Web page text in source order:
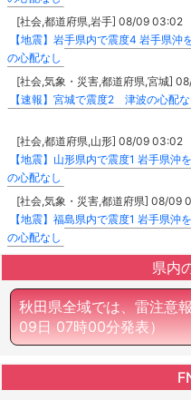
[社会,都道府県,岩手] 08/09 03:02
【地震】岩手県内で震度4 岩手県
の心配なし
[社会,気象・災害,都道府県,宮城]
【速報】宮城で震度2 津波の心配な
[社会,都道府県,山形] 08/09 03:02
【地震】山形県内で震度1 岩手県
の心配なし
[社会,気象・災害,都道府県] 08/09
【地震】福島県内で震度1 岩手県
の心配なし
県内
秋田県全域では、雷注意
09日 07時00分発表）